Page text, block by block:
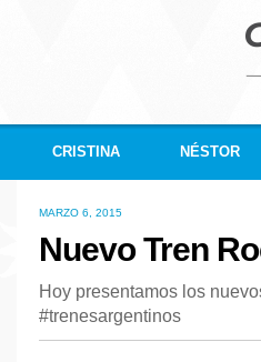
CRISTINA NÉSTOR
MARZO 6, 2015
Nuevo Tren
Hoy presentamos los
#‎trenesargentinos‬